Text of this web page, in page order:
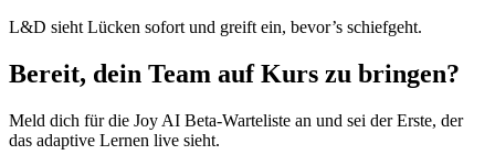
L&D sieht Lücken sofort und greift ein, bevor’s schiefgeht.
Bereit, dein Team auf Kurs zu bringen?
Meld dich für die Joy AI Beta-Warteliste an und sei der Erste, der
das adaptive Lernen live sieht.